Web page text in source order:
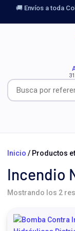
🚚 Envíos a toda
Inicio / Productos
Incendio
Mostrando los 2